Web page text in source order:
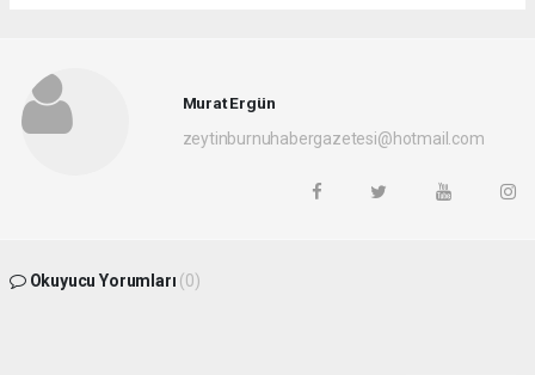
Murat Ergün
zeytinburnuhabergazetesi@hotmail.com
Okuyucu Yorumları (0)